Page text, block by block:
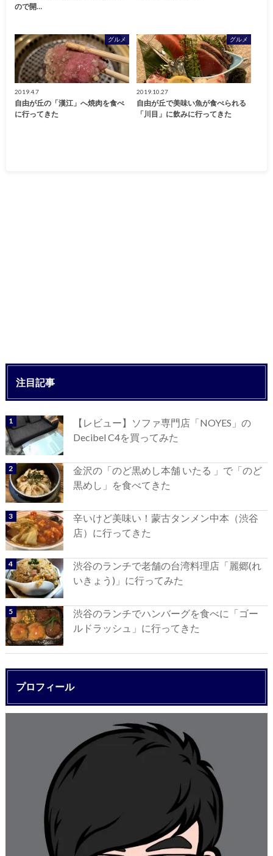
ので開…
グルメ
2019.4.7
自由が丘の「漢江」へ焼肉を食べ
に行ってきた
グルメ
2019.10.27
自由が丘で美味い魚が食べられる
「川目」に飲みに行ってきた
注目記事
【レビュー】ソファ専門店「NOYES」の
Decibel C4を買ってみた
金沢の「のど黒めし本舗 いたる 」で「のど
黒めし」を食べてきた
辛いけど美味い！蒙古タンメン中本（渋谷
店）に行ってきた
渋谷のランチで老舗の台湾料理店「麗郷(れ
いきょう)」に行ってみた
渋谷のランチでハンバーグを食べに「ゴー
ルドラッシュ」に行ってきた
プロフィール